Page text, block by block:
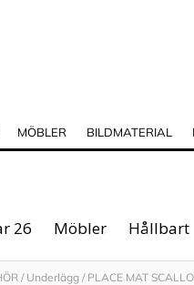
MÖBLER BILDMATERIAL
26 Möbler Hållbart
/ Underlägg / PLACE MAT